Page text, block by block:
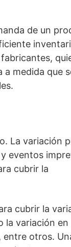
de un
medida que
La variación
eventos
cubrir la
cubrir la
la variación en
entre otros.